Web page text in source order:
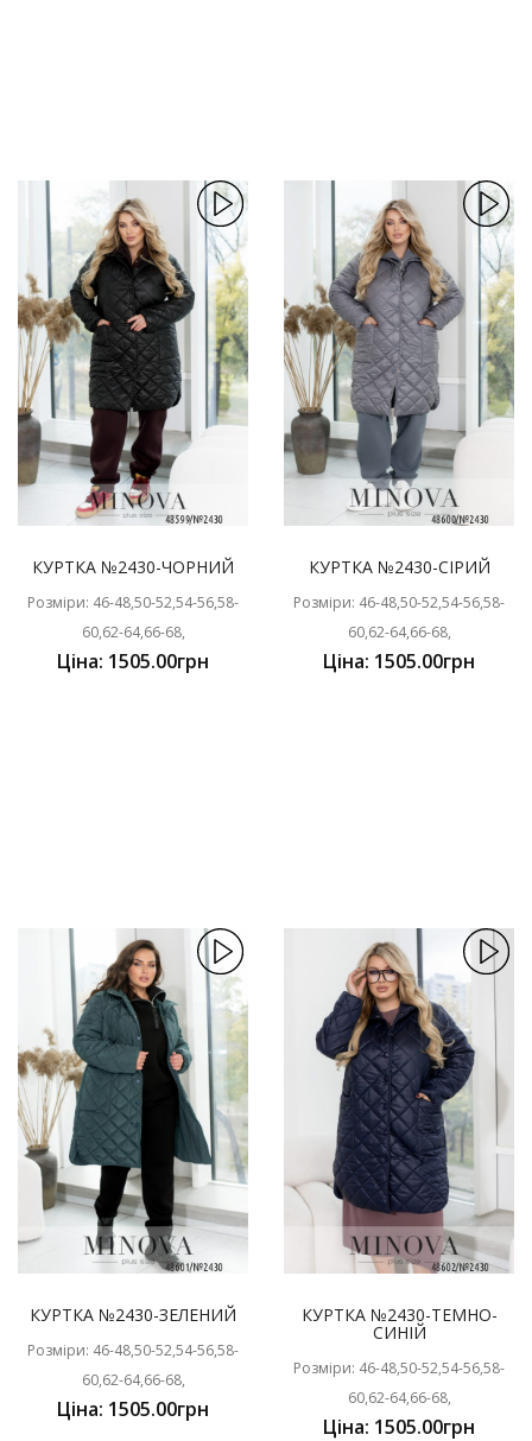
КУРТКА №2430-ЧОРНИЙ
Розміри: 46-48,50-52,54-56,58-
60,62-64,66-68,
Ціна: 1505.00грн
КУРТКА №2430-СІРИЙ
Розміри: 46-48,50-52,54-56,58-
60,62-64,66-68,
Ціна: 1505.00грн
КУРТКА №2430-ЗЕЛЕНИЙ
Розміри: 46-48,50-52,54-56,58-
60,62-64,66-68,
Ціна: 1505.00грн
КУРТКА №2430-ТЕМНО-
СИНІЙ
Розміри: 46-48,50-52,54-56,58-
60,62-64,66-68,
Ціна: 1505.00грн